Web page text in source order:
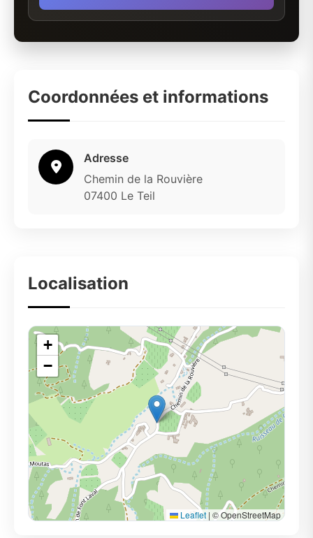
Coordonnées et informations
Adresse
Chemin de la Rouvière
07400 Le Teil
Localisation
+
−
Leaflet | © OpenStreetMap